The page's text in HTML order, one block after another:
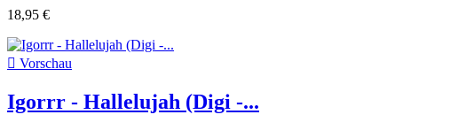
18,95 €
 Vorschau
Igorrr - Hallelujah (Digi -...